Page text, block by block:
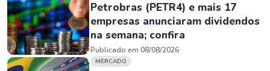
Petrobras (PETR4) e mais 17
empresas anunciaram dividendos
na semana; confira
Publicado em 08/08/2026
MERCADO